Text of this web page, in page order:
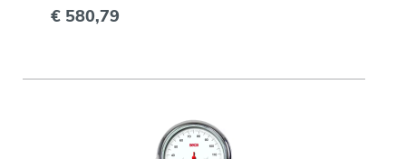
€ 580,79